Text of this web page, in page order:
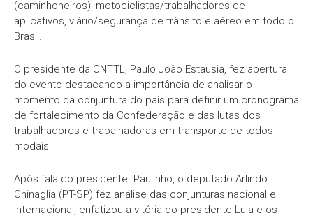
(caminhoneiros), motociclistas/trabalhadores de
aplicativos, viário/segurança de trânsito e aéreo em todo o
Brasil.
O presidente da CNTTL, Paulo João Estausia, fez abertura
do evento destacando a importância de analisar o
momento da conjuntura do país para definir um cronograma
de fortalecimento da Confederação e das lutas dos
trabalhadores e trabalhadoras em transporte de todos
modais.
Após fala do presidente Paulinho, o deputado Arlindo
Chinaglia (PT-SP) fez análise das conjunturas nacional e
internacional, enfatizou a vitória do presidente Lula e os